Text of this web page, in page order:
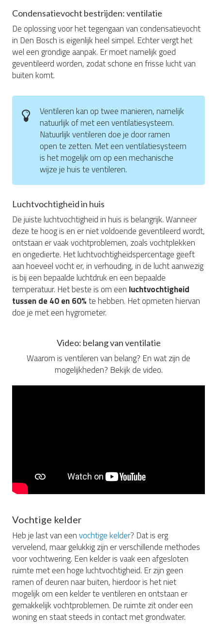
Condensatievocht bestrijden: ventilatie
De oplossing voor het tegengaan van condensatievocht
in Den Bosch is eigenlijk heel simpel. Echter vergt het
wel een grondige aanpak. Er moet namelijk goed
geventileerd worden, zodat schone en frisse lucht van
buiten komt.
Ventileren kan op twee manieren, namelijk
natuurlijk of met een ventilatiesysteem.
Natuurlijk ventileren doe je door ramen
open te zetten. Met een ventilatiesysteem
is het mogelijk om op een mechanische
wijze je huis te ventileren.
Luchtvochtigheid in huis
De juiste luchtvochtigheid in huis is belangrijk. Wanneer
deze te hoog is en er niet voldoende geventileerd wordt,
ontstaan er vaak vochtproblemen, zoals vochtplekken
en ongedierte. Het luchtvochtigheidspercentage geeft
aan hoeveel vocht er, in verhouding, in de lucht aanwezig
is bij een bepaalde luchtdruk en een bepaalde
temperatuur. Het beste is om een luchtvochtigheid
tussen de 40 en 60%te hebben. Het opmeten hiervan
doe je met een hygrometer.
Video: belang van ventilatie
Waarom is ventileren van belang? En wat zijn de
mogelijkheden? Bekijk de video.
Vochtige kelder
Heb je last van eenvochtige kelder? Dat is erg
vervelend, maar gelukkig zijn er verschillende methodes
voor vochtwering. Een kelder is vaak een afgesloten
ruimte met een hoge luchtvochtigheid. Er zijn geen
ramen of deuren naar buiten, hierdoor is het niet
mogelijk om een kelder te ventileren en ontstaan er
gemakkelijk vochtproblemen. De ruimte zit onder een
woning en staat steeds in contact met grondwater.